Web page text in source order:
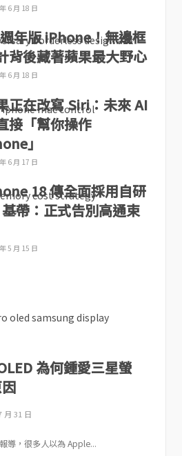
6 月 18 日
年版 iPhone！無邊框
背後藏著蘋果最大野心
6 月 18 日
正在改寫 Siri：未來 AI
接「幫你操作
」
6 月 17 日
18 傳全面採用自研
帶：正式告別高通束
5 月 15 日
為何鍾愛三星螢
月 31 日
導，很多人以為 Apple...